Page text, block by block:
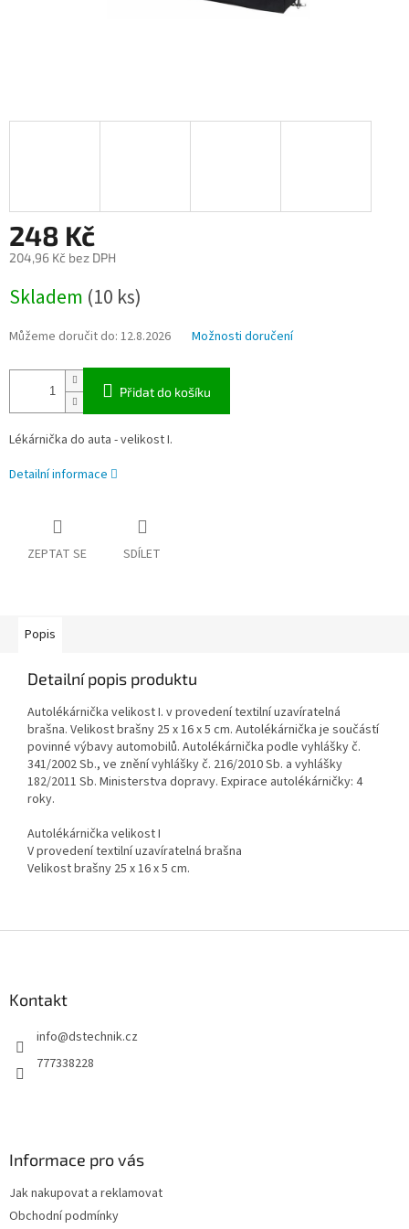
248 Kč
204,96 Kč bez DPH
cena:
Skladem (10 ks)
Můžeme doručit do: 12.8.2026 Možnosti doručení
Přidat do košíku
Lékárnička do auta - velikost I.
Detailní informace
ZEPTAT SE SDÍLET
Popis
Detailní popis produktu
Autolékárnička velikost I. v provedení textilní uzavíratelná
brašna. Velikost brašny 25 x 16 x 5 cm. Autolékárnička je součástí
povinné výbavy automobilů. Autolékárnička podle vyhlášky č.
341/2002 Sb., ve znění vyhlášky č. 216/2010 Sb. a vyhlášky
182/2011 Sb. Ministerstva dopravy. Expirace autolékárničky: 4
roky.
Autolékárnička velikost I
V provedení textilní uzavíratelná brašna
Velikost brašny 25 x 16 x 5 cm.
Kontakt
info@dstechnik.cz
777338228
Informace pro vás
Jak nakupovat a reklamovat
Obchodní podmínky